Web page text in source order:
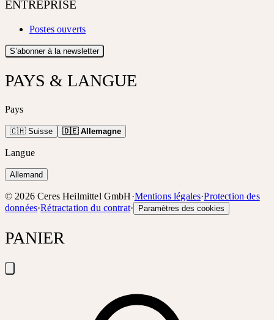
ENTREPRISE
Postes ouverts
S’abonner à la newsletter
PAYS & LANGUE
Pays
🇨🇭 Suisse 🇩🇪 Allemagne
Langue
Allemand
© 2026 Ceres Heilmittel GmbH·Mentions légales·Protection des
données·Rétractation du contrat· Paramètres des cookies
PANIER